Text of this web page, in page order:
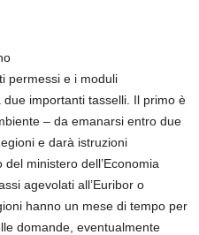
permessi e i mo­duli
importanti tasselli. Il primo è
– da emanarsi entro due
e darà istru­zioni
ministero dell’Eco­nomia
agevolati all’Euribor o
hanno un mese di tempo per
domande, eventualmente